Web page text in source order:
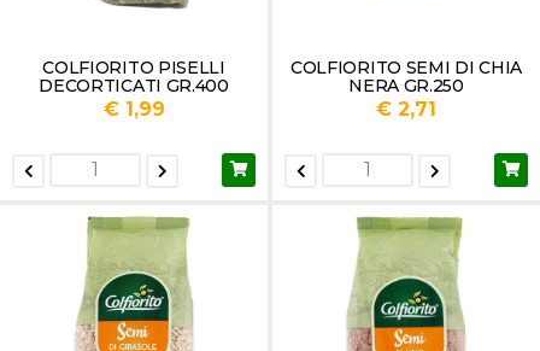
COLFIORITO PISELLI
DECORTICATI GR.400
€ 1,99
COLFIORITO SEMI DI CHIA
NERA GR.250
€ 2,71